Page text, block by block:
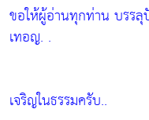
ขอให้ผู้อ่านทุกท่าน บรร
เทอญ. .
เจริญในธรรมครับ..